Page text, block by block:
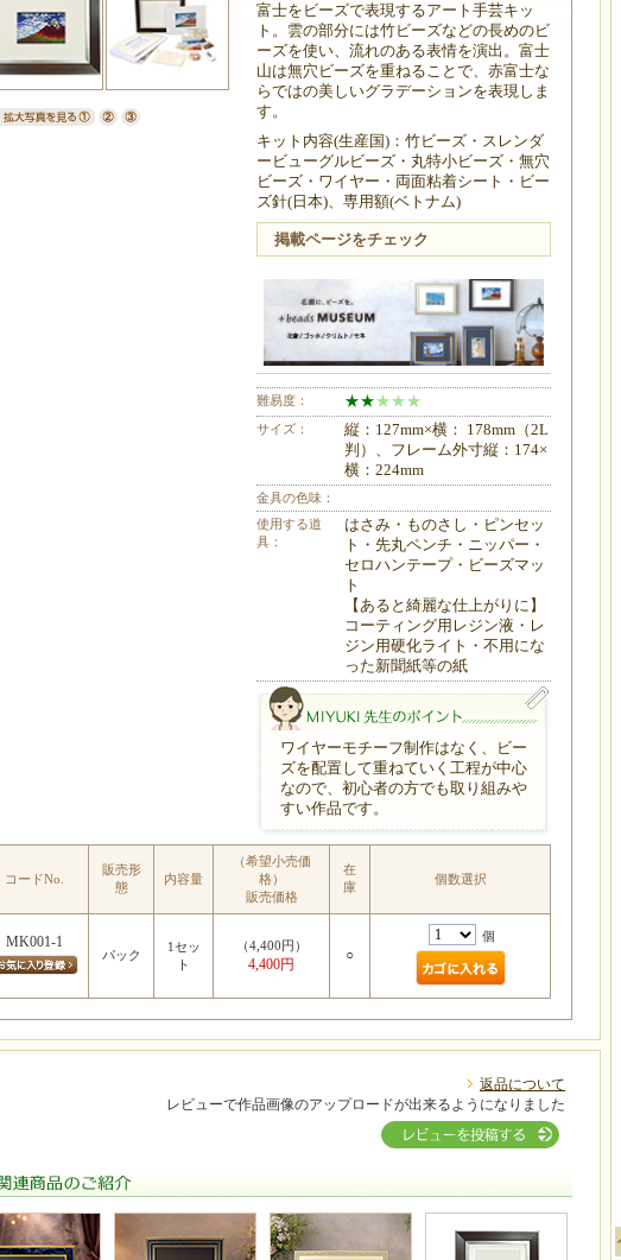
富士をビーズで表現するアート手芸キッ
ト。雲の部分には竹ビーズなどの長めのビ
ーズを使い、流れのある表情を演出。富士
山は無穴ビーズを重ねることで、赤富士な
らではの美しいグラデーションを表現しま
す。
キット内容(生産国)：竹ビーズ・スレンダ
ービューグルビーズ・丸特小ビーズ・無穴
ビーズ・ワイヤー・両面粘着シート・ビー
ズ針(日本)、専用額(ベトナム)
掲載ページをチェック
難易度： ★★★★★
サイズ：
縦：127mm×横： 178mm（2L
判）、フレーム外寸縦：174×
横：224mm
金具の色味：
使用する道
具：
はさみ・ものさし・ピンセッ
ト・先丸ペンチ・ニッパー・
セロハンテープ・ビーズマッ
ト
【あると綺麗な仕上がりに】
コーティング用レジン液・レ
ジン用硬化ライト・不用にな
った新聞紙等の紙
MIYUKI先生のポイント
ワイヤーモチーフ制作はなく、ビー
ズを配置して重ねていく工程が中心
なので、初心者の方でも取り組みや
すい作品です。
コードNo.
販売形
態
内容量
（希望小売価
格）
販売価格
在
庫
個数選択
MK001-1
パック
1セッ
ト
（4,400円）
4,400円
○
個
返品について
レビューで作品画像のアップロードが出来るようになりました